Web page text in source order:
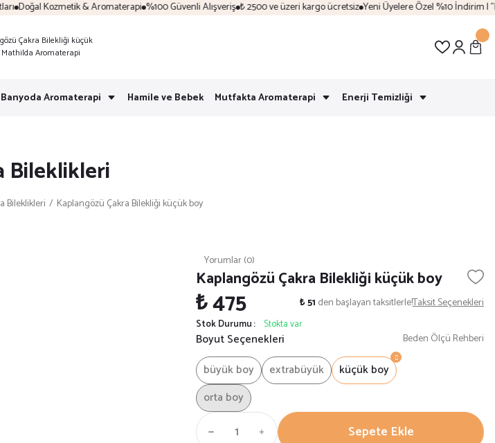
Doğal Kozmetik & Aromaterapi %100 Güvenli Alışveriş ₺ 2500 ve üzeri kargo ücretsiz Yeni Üyelere Özel %10 İndirim |
Banyoda Aromaterapi Hamile ve Bebek Mutfakta Aromaterapi Enerji Temizliği
Bileklikleri
Bileklikleri Kaplangözü Çakra Bilekliği küçük boy
Yorumlar (0)
Kaplangözü Çakra Bilekliği küçük boy
₺ 475 ₺ 51 den başlayan taksitlerle!Taksit Seçenekleri
Stok Durumu Stokta var
Boyut Seçenekleri
büyük boy
extrabüyük
küçük boy
orta boy
Beden Ölçü Rehberi
Sepete Ekle